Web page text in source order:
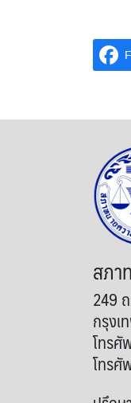
สภา
249
กรุง
โทรศั
โทรศั